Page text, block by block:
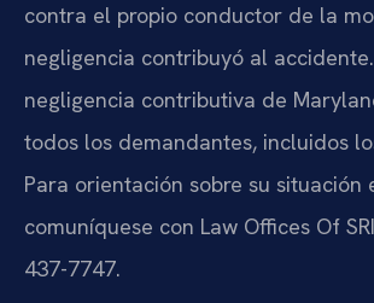
contra el propio conductor de la
negligencia contribuyó al
negligencia contributiva de
todos los demandantes, incluidos
Para orientación sobre su situación
comuníquese con Law Offices Of
437-7747.